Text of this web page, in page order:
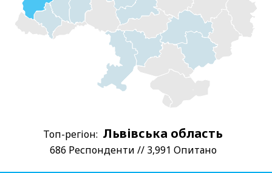
Топ-регіон: Львівська область
686 Респонденти // 3,991 Опитано